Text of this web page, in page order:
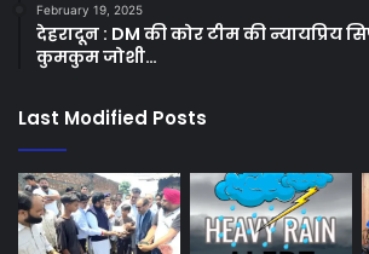
February 19, 2025
देहरादून : DM की कोर टीम की न्यायप्रिय
कुमकुम जोशी…
Last Modified Posts